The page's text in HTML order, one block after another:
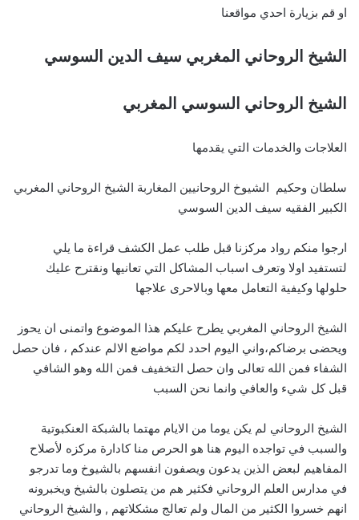
او قم بزيارة احدي مواقعنا
الشيخ الروحاني المغربي سيف الدين السوسي
الشيخ الروحاني السوسي المغربي
العلاجات والخدمات التي يقدمها
سلطان وحكيم الشيوخ الروحانيين المغاربة الشيخ الروحاني المغربي
الكبير الفقيه سيف الدين السوسي
ارجوا منكم رواد مركزنا قبل طلب عمل الكشف قراءة ما يلي
لتستفيد اولا وتعرف اسباب المشاكل التي تعانيها ونقترح عليك
حلولها وكيفية التعامل معها وبالاحرى علاجها
الشيخ الروحاني المغربي يطرح عليكم هذا الموضوع واتمنى ان يحوز
ويحضى برضاكم،واني اليوم احدد لكم مواضع الالم عندكم ، فان حصل
الشفاء فمن الله تعالى وان حصل التخفيف فمن الله وهو الشافي
قبل كل شيء والعافي وانما نحن السبب
الشيخ الروحاني لم يكن يوما من الايام مهتما بالشبكة العنكبوتية
والسبب في تواجده اليوم هنا هو الحرص منا كادارة مركزه لأصلاح
المفاهيم لبعض الذين يدعون ويصفون انفسهم بالشيوخ وما تدرجو
في مدارس العلم الروحاني فكثير هم من يتصلون بالشيخ ويخبرونه
انهم خسروا الكثير من المال ولم تعالج مشكلاتهم , والشيخ الروحاني